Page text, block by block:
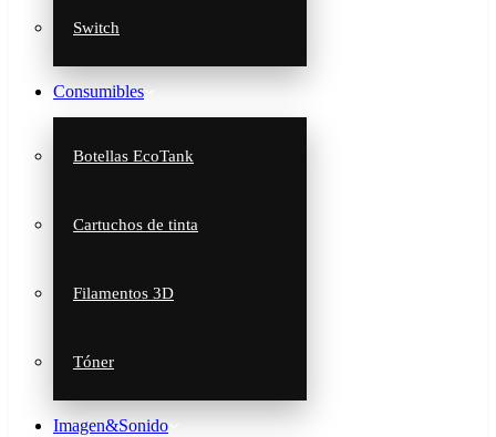
Switch
Consumibles
Botellas EcoTank
Cartuchos de tinta
Filamentos 3D
Tóner
Imagen&Sonido